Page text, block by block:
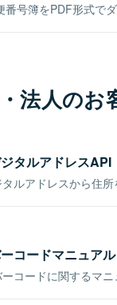
号簿をPDF形式で
法人のお
タルアドレスAPI
ルアドレスから住所
コードマニュアル
コードに関するマニ